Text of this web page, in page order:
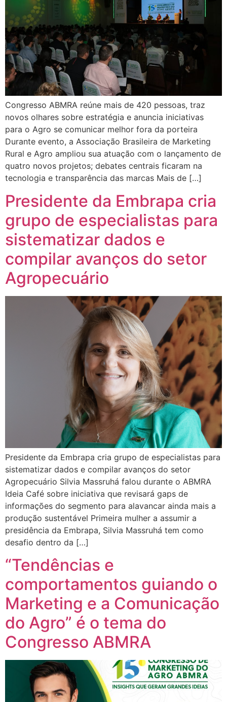
Congresso ABMRA reúne mais de 420 pessoas, traz
novos olhares sobre estratégia e anuncia iniciativas
para o Agro se comunicar melhor fora da porteira
Durante evento, a Associação Brasileira de Marketing
Rural e Agro ampliou sua atuação com o lançamento de
quatro novos projetos; debates centrais ficaram na
tecnologia e transparência das marcas Mais de […]
Presidente da Embrapa cria
grupo de especialistas para
sistematizar dados e
compilar avanços do setor
Agropecuário
Presidente da Embrapa cria grupo de especialistas para
sistematizar dados e compilar avanços do setor
Agropecuário Silvia Massruhá falou durante o ABMRA
Ideia Café sobre iniciativa que revisará gaps de
informações do segmento para alavancar ainda mais a
produção sustentável Primeira mulher a assumir a
presidência da Embrapa, Silvia Massruhá tem como
desafio dentro da […]
“Tendências e
comportamentos guiando o
Marketing e a Comunicação
do Agro” é o tema do
Congresso ABMRA